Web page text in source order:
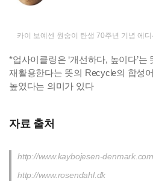
카이 보예센 원숭이 탄생 70주년 기념 에
*업사이클링은 ‘개선하다, 높이다’는
재활용한다는 뜻의 Recycle의 합성
높였다는 의미가 있다
자료 출처
http://www.kaybojesen-
http://www.rosendahl.dk